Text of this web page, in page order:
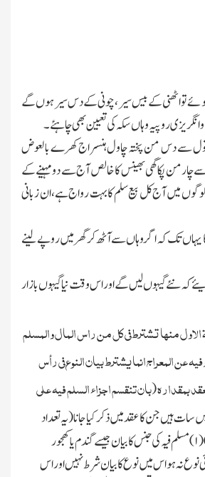
تواٹھنی کے بیس سیر،چونی کے دس سیر ہوں گے
روپیہ وہاں سکہ کی تعیین بھی چاہئے۔
تول سے دس من پختہ چاول ہنسراج کھرے بالعوض
چارمن پکا گھی بھینس کا خالص آج سے دومہینے کے
لوگوں میں آج کل بیع سلم کا بہت رواج ہے،ان زبانی
یہاں تك کہ اگر وہاں سے آٹھ کر گھر میں روپے لینے
کہ نئے گیہوں لیں گے اور اس وقت نیا گیہوں بازار
الاول منہا تشترط فی کلمن راس المال والمسلم
عن المعراج انما یشترط بیان النوع فی رأس
بمقدارہ(بان تنقسم اجزاء السلم فیہ علی
سات ہیں جن کا عقد میں ذکر کیا جانا(یہ تعداد
۱) مسلم فیہ کی جنس کا بیان جیسے گندم یا کھجور
نہ ہو اس میں نوع کا بیان شرط نہیں اور اس